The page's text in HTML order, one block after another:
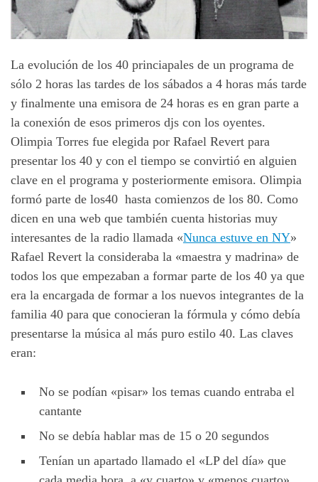
La evolución de los 40 princiapales de un programa de
sólo 2 horas las tardes de los sábados a 4 horas más tarde
y finalmente una emisora de 24 horas es en gran parte a
la conexión de esos primeros djs con los oyentes.
Olimpia Torres fue elegida por Rafael Revert para
presentar los 40 y con el tiempo se convirtió en alguien
clave en el programa y posteriormente emisora. Olimpia
formó parte de los40 hasta comienzos de los 80. Como
dicen en una web que también cuenta historias muy
interesantes de la radio llamada «Nunca estuve en NY»
Rafael Revert la consideraba la «maestra y madrina» de
todos los que empezaban a formar parte de los 40 ya que
era la encargada de formar a los nuevos integrantes de la
familia 40 para que conocieran la fórmula y cómo debía
presentarse la música al más puro estilo 40. Las claves
eran:
No se podían «pisar» los temas cuando entraba el
cantante
No se debía hablar mas de 15 o 20 segundos
Tenían un apartado llamado el «LP del día» que